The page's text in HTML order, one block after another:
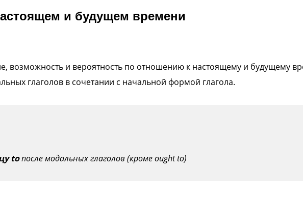
и будущем времени
возможность и вероятность по отношению к настоящему и будущему
глаголов в сочетании с начальной формой глагола.
toпосле модальных глаголов (кроме ought to)